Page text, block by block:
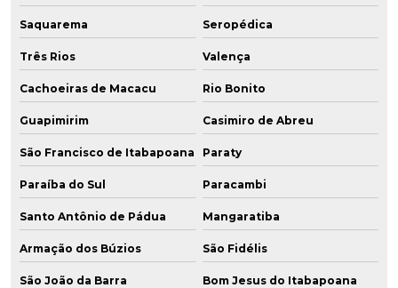
Saquarema Seropédica
Três Rios Valença
Cachoeiras de Macacu Rio Bonito
Guapimirim Casimiro de Abreu
São Francisco de Itabapoana Paraty
Paraíba do Sul Paracambi
Santo Antônio de Pádua Mangaratiba
Armação dos Búzios São Fidélis
São João da Barra Bom Jesus do Itabapoana